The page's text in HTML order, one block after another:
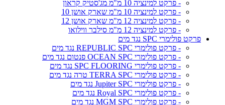
- פרקט למינציה 10 מ"מ מג'סטיק קראון
- פרקט למינציה 10 מ"מ שארק אושן 10
- פרקט למינציה 12 מ"מ שארק אושן 12
- פרקט למינציה 12 מ"מ סילבר ווילואו
פרקט פולימרי SPC נגד מים
- פרקט פולימרי REPUBLIC SPC נגד מים
- פרקט פולימרי OCEAN SPC פנטום נגד מים
- פרקט פולימרי SPC FLOORING נגד מים
- פרקט פולימרי TERRA SPC טרה נגד מים
- פרקט פולימרי Jupiter SPC נגד מים
- פרקט פולימרי Royal SPC נגד מים
- פרקט פולימרי MGM SPC נגד מים